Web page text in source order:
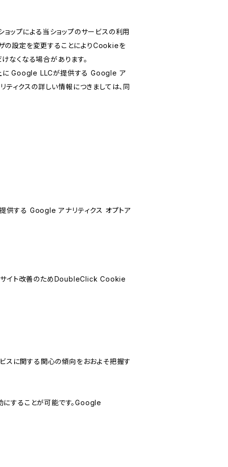
ップによる当ショップのサービスの利用
の設定を変更することによりCookieを
なくなる場合があります。
上に Google LLCが提供する Google ア
ィクスの詳しい情報につきましては、同
供する Google アナリティクス オプトア
サイト改善のためDoubleClick Cookie
スに関する関心の傾向をおおよそ把握す
することが可能です。Google